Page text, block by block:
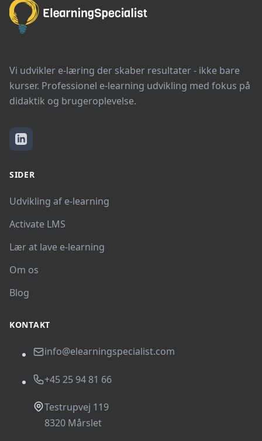
Vi udvikler e-læring der skaber resultater - ikke bare
kurser. Professionel e-learning udvikling med fokus på
didaktik og brugeroplevelse.
SIDER
Udvikling af e-learning
Activate LMS
Lær at lave e-learning
Om os
Blog
KONTAKT
info@elearningspecialist.com
+45 25 94 81 66
Testrupvej 119
8320 Mårslet